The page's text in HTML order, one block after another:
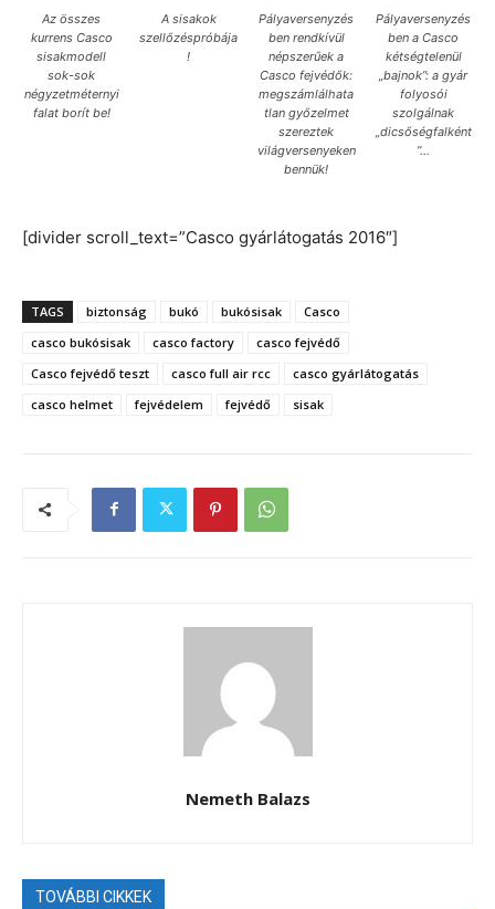
Az összes
kurrens Casco
sisakmodell
sok-sok
négyzetméternyi
falat borít be!
A sisakok
szellőzéspróbája
!
Pályaversenyzés
ben rendkívül
népszerűek a
Casco fejvédők:
megszámlálhata
tlan győzelmet
szereztek
világversenyeken
bennük!
Pályaversenyzés
ben a Casco
kétségtelenül
„bajnok”: a gyár
folyosói
szolgálnak
„dicsőségfalként
”…
[divider scroll_text=”Casco gyárlátogatás 2016″]
TAGS biztonság bukó bukósisak
Casco
casco bukósisak
casco factory
casco fejvédő
Casco fejvédő teszt
casco full air rcc
casco gyárlátogatás
casco helmet
fejvédelem fejvédő sisak
Nemeth Balazs
TOVÁBBI CIKKEK